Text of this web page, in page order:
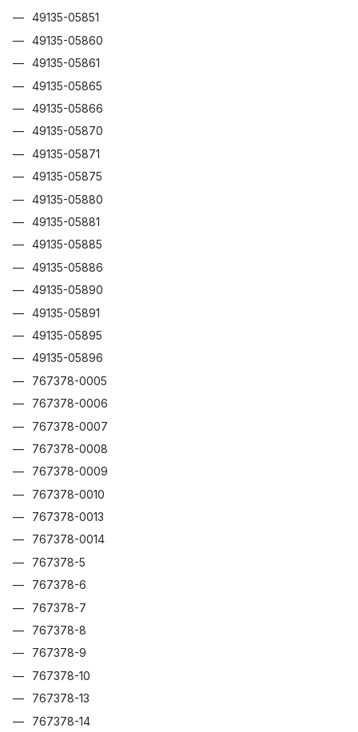
49135-05851
49135-05860
49135-05861
49135-05865
49135-05866
49135-05870
49135-05871
49135-05875
49135-05880
49135-05881
49135-05885
49135-05886
49135-05890
49135-05891
49135-05895
49135-05896
767378-0005
767378-0006
767378-0007
767378-0008
767378-0009
767378-0010
767378-0013
767378-0014
767378-5
767378-6
767378-7
767378-8
767378-9
767378-10
767378-13
767378-14